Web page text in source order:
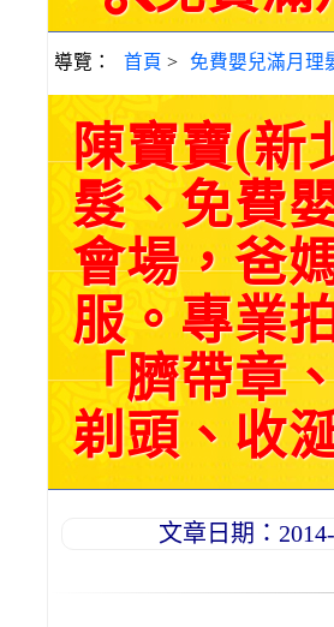
導覽： 首頁 > 免費嬰兒滿月理
陳寶寶(新
髮、免費
會場，爸
服。專業
「臍帶章
剃頭、收
文章日期：